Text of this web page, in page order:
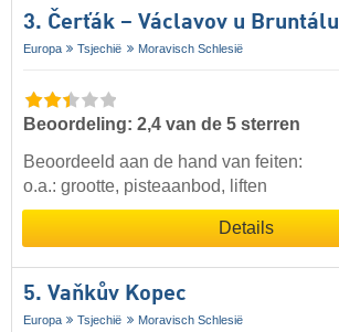
3. Čerťák – Václavov u Bruntálu
Europa Tsjechië Moravisch Schlesië
Beoordeling: 2,4 van de 5 sterren
Beoordeeld aan de hand van feiten:
o.a.: grootte, pisteaanbod, liften
Details
5. Vaňkův Kopec
Europa Tsjechië Moravisch Schlesië